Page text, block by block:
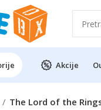
Akcije
The Lord of the